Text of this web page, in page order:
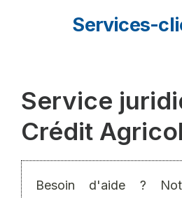
Services-
Service
Crédit
Besoin d'aide ?